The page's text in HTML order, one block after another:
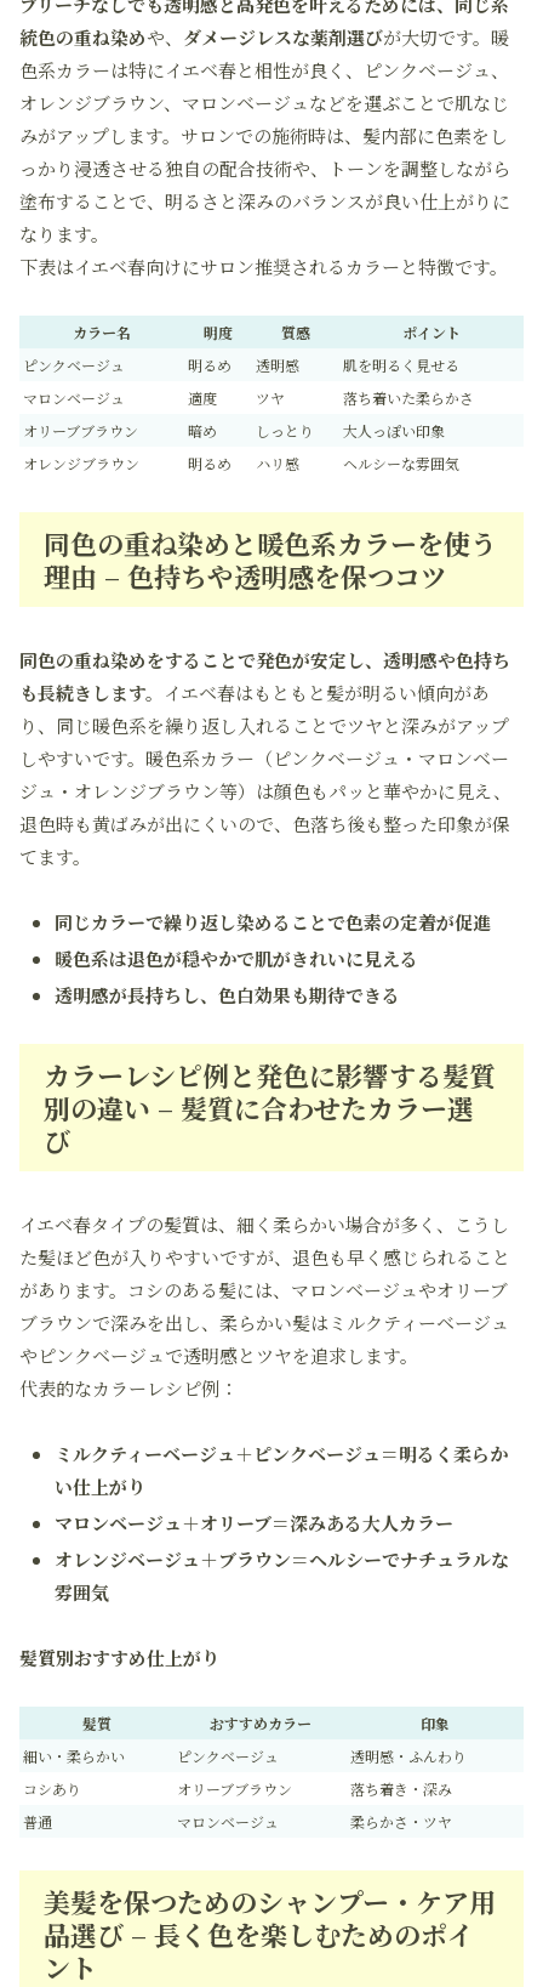
統色の重ね染めや、 ダメージレスな薬剤選びが大切です。暖
色系カラーは特にイエベ春と相性が良く、ピンクベージュ、
オレンジブラウン、マロンベージュなどを選ぶことで肌なじ
みがアップします。サロンでの施術時は、髪内部に色素をし
っかり浸透させる独自の配合技術や、トーンを調整しながら
塗布することで、明るさと深みのバランスが良い仕上がりに
なります。
下表はイエベ春向けにサロン推奨されるカラーと特徴です。
カラー名 明度 質感
ポイント
ピンクベージュ
明るめ 透明感
肌を明るく見せる
マロンベージュ
適度 ツヤ
落ち着いた柔らかさ
オリーブブラウン
暗め しっとり
大人っぽい印象
オレンジブラウン
明るめ ハリ感 ヘルシーな雰囲気
同色の重ね染めと暖色系カラーを使う
理由 – 色持ちや透明感を保つコツ
同色の重ね染めをすることで発色が安定し、透明感や色持ち
も長続きします。 イエベ春はもともと髪が明るい傾向があ
り、同じ暖色系を繰り返し入れることでツヤと深みがアップ
しやすいです。暖色系カラー（ピンクベージュ・マロンベー
ジュ・オレンジブラウン等）は顔色もパッと華やかに見え、
退色時も黄ばみが出にくいので、色落ち後も整った印象が保
てます。
同じカラーで繰り返し染めることで色素の定着が促進
暖色系は退色が穏やかで肌がきれいに見える
透明感が長持ちし、色白効果も期待できる
カラーレシピ例と発色に影響する髪質
別の違い – 髪質に合わせたカラー選
び
イエベ春タイプの髪質は、細く柔らかい場合が多く、こうし
た髪ほど色が入りやすいですが、退色も早く感じられること
があります。コシのある髪には、マロンベージュやオリーブ
ブラウンで深みを出し、柔らかい髪はミルクティーベージュ
やピンクベージュで透明感とツヤを追求します。
代表的なカラーレシピ例：
ミルクティーベージュ＋ピンクベージュ＝明るく柔らか
い仕上がり
マロンベージュ＋オリーブ＝深みある大人カラー
オレンジベージュ＋ブラウン＝ヘルシーでナチュラルな
雰囲気
髪質別おすすめ仕上がり
髪質 おすすめカラー
印象
細い・柔らかい
ピンクベージュ
透明感・ふんわり
コシあり
オリーブブラウン
落ち着き・深み
普通
マロンベージュ 柔らかさ・ツヤ
美髪を保つためのシャンプー・ケア用
品選び – 長く色を楽しむためのポイ
ント